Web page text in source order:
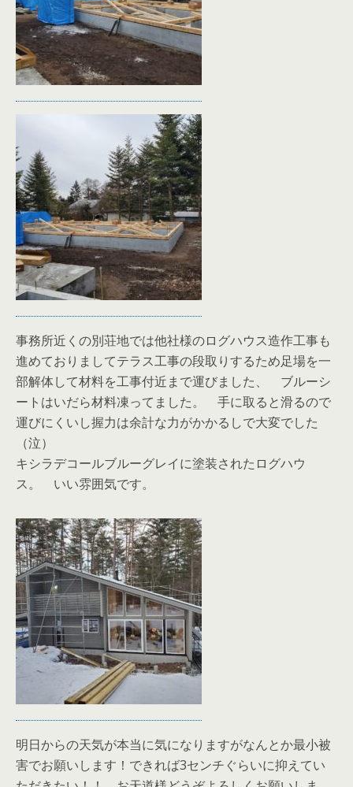
事務所近くの別荘地では他社様のログハウス造作工事も
進めておりましてテラス工事の段取りするため足場を一
部解体して材料を工事付近まで運びました、 ブルーシ
ートはいだら材料凍ってました。 手に取ると滑るので
運びにくいし握力は余計な力がかかるしで大変でした
（泣）
キシラデコールブルーグレイに塗装されたログハウ
ス。 いい雰囲気です。
明日からの天気が本当に気になりますがなんとか最小被
害でお願いします！できれば3センチぐらいに抑えてい